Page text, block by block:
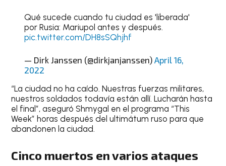
Qué sucede cuando tu ciudad es 'liberada'
por Rusia: Mariupol antes y después.
pic.twitter.com/DH8sSQhjhf
— Dirk Janssen (@dirkjanjanssen) April 16,
2022
“La ciudad no ha caído. Nuestras fuerzas militares,
nuestros soldados todavía están allí. Lucharán hasta
el final”, aseguró Shmygal en el programa “This
Week” horas después del ultimátum ruso para que
abandonen la ciudad.
Cinco muertos en varios ataques